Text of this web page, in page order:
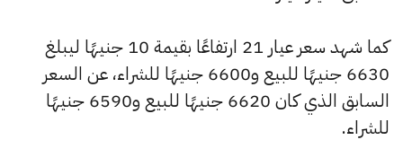
كما شهد سعر عيار 21 ارتفاعًا بقيمة 10 جنيهًا ليبلغ
6630 جنيهًا للبيع و6600 جنيهًا للشراء، عن السعر
السابق الذي كان 6620 جنيهًا للبيع و6590 جنيهًا
للشراء.